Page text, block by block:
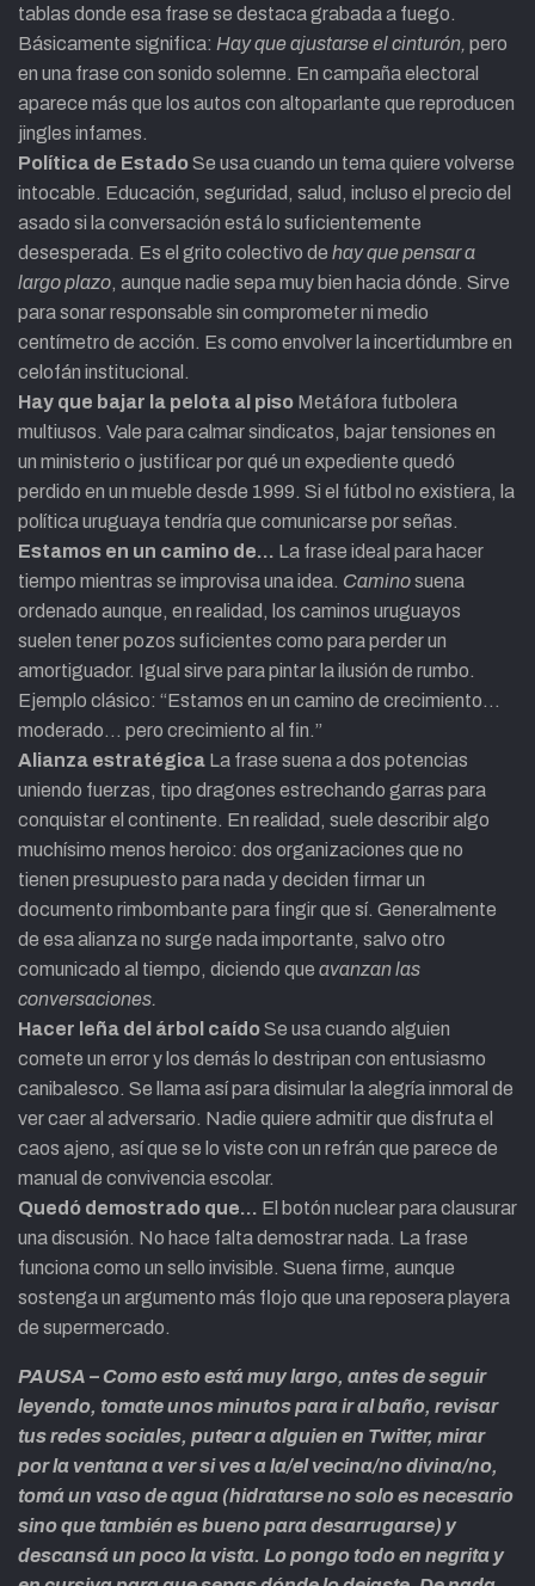
tablas donde esa frase se destaca grabada a fuego.
Básicamente significa: Hay que ajustarse el cinturón, pero
en una frase con sonido solemne. En campaña electoral
aparece más que los autos con altoparlante que reproducen
jingles infames.
Política de EstadoSe usa cuando un tema quiere volverse
intocable. Educación, seguridad, salud, incluso el precio del
asado si la conversación está lo suficientemente
desesperada. Es el grito colectivo de hay que pensar a
largo plazo, aunque nadie sepa muy bien hacia dónde. Sirve
para sonar responsable sin comprometer ni medio
centímetro de acción. Es como envolver la incertidumbre en
celofán institucional.
Hay que bajar la pelota al piso Metáfora futbolera
multiusos. Vale para calmar sindicatos, bajar tensiones en
un ministerio o justificar por qué un expediente quedó
perdido en un mueble desde 1999. Si el fútbol no existiera, la
política uruguaya tendría que comunicarse por señas.
Estamos en un camino de… La frase ideal para hacer
tiempo mientras se improvisa una idea. Caminosuena
ordenado aunque, en realidad, los caminos uruguayos
suelen tener pozos suficientes como para perder un
amortiguador. Igual sirve para pintar la ilusión de rumbo.
Ejemplo clásico: “Estamos en un camino de crecimiento…
moderado… pero crecimiento al fin.”
Alianza estratégica La frase suena a dos potencias
uniendo fuerzas, tipo dragones estrechando garras para
conquistar el continente. En realidad, suele describir algo
muchísimo menos heroico: dos organizaciones que no
tienen presupuesto para nada y deciden firmar un
documento rimbombante para fingir que sí. Generalmente
de esa alianza no surge nada importante, salvo otro
comunicado al tiempo, diciendo que avanzan las
conversaciones.
Hacer leña del árbol caídoSe usa cuando alguien
comete un error y los demás lo destripan con entusiasmo
canibalesco. Se llama así para disimular la alegría inmoral de
ver caer al adversario. Nadie quiere admitir que disfruta el
caos ajeno, así que se lo viste con un refrán que parece de
manual de convivencia escolar.
Quedó demostrado que… El botón nuclear para clausurar
una discusión. No hace falta demostrar nada. La frase
funciona como un sello invisible. Suena firme, aunque
sostenga un argumento más flojo que una reposera playera
de supermercado.
PAUSA – Como esto está muy largo, antes de seguir
leyendo, tomate unos minutos para ir al baño, revisar
tus redes sociales, putear a alguien en Twitter, mirar
por la ventana a ver si ves a la/el vecina/no divina/no,
tomá un vaso de agua (hidratarse no solo es necesario
sino que también es bueno para desarrugarse) y
descansá un poco la vista. Lo pongo todo en negrita y